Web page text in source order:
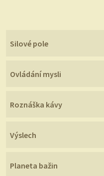
Silové pole
Ovládání mysli
Roznáška kávy
Výslech
Planeta bažin